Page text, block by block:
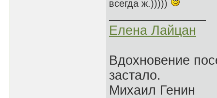
всегда ж.)))))
Елена Лайцан
Вдохновение
застало.
Михаил Генин